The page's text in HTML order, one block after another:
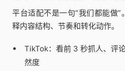
平台适配不是一句“我们都能做
释内容结构、节奏和转化动作。
TikTok：看前 3 秒抓人、评
然度